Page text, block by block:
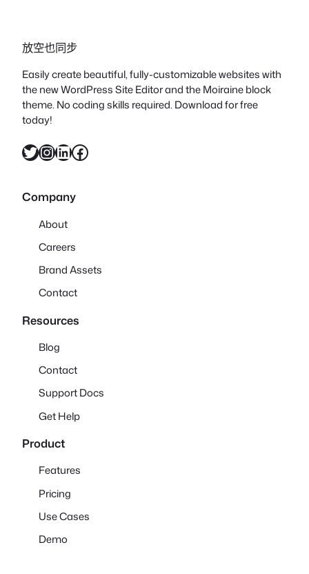
放空也同步
Easily create beautiful, fully-customizable websites with
the new WordPress Site Editor and the Moiraine block
theme. No coding skills required. Download for free
today!
X InstagramLinkedIn Facebook
Company
About
Careers
Brand Assets
Contact
Resources
Blog
Contact
Support Docs
Get Help
Product
Features
Pricing
Use Cases
Demo